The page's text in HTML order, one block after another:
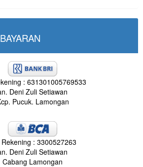
: 631301005769533
Deni Zuli Setiawan
Pucuk. Lamongan
Rekening : 3300527263
Deni Zuli Setiawan
Cabang Lamongan